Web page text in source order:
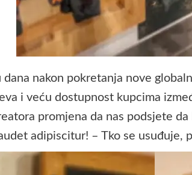
nakon pokretanja nove
i veću dostupnost kupcima
promjena da nas podsjete
adipiscitur! – Tko se usuđuje,